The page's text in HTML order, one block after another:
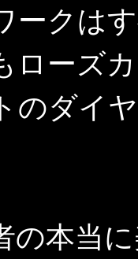
ークは
ローズ
のダイ
の本当